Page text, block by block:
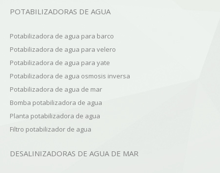
POTABILIZADORAS DE AGUA
Potabilizadora de agua para barco
Potabilizadora de agua para velero
Potabilizadora de agua para yate
Potabilizadora de agua osmosis inversa
Potabilizadora de agua de mar
Bomba potabilizadora de agua
Planta potabilizadora de agua
Filtro potabilizador de agua
DESALINIZADORAS DE AGUA DE MAR